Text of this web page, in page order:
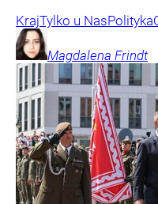
KrajTylko u NasPolityka
Magdalena Frindt